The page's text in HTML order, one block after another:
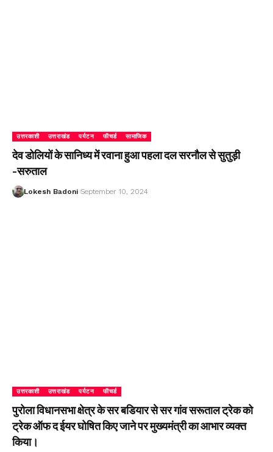
उत्तरकाशी उत्तराखंड पर्यटन फीचर्ड सामाजिक
देव डोलियों के सानिध्य में रवाना हुआ पहला दल सरनौल से सुतुड़ी
-सरुताल
Lokesh Badoni September 10, 2024
उत्तरकाशी उत्तराखंड पर्यटन फीचर्ड
पुरोला विधानसभा क्षेत्र के सर बडियार से सर गांव सरूताल ट्रेक को
ट्रेक ऑफ द ईयर घोषित किए जाने पर मुख्यमंत्री का आभार व्यक्त
किया।